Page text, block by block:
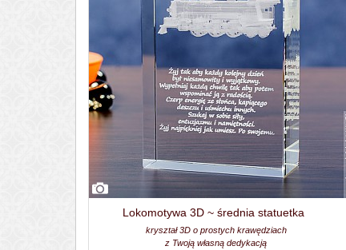
Lokomotywa 3D ~ średnia statuetka
kryształ 3D o prostych krawędziach
z Twoją własną dedykacją